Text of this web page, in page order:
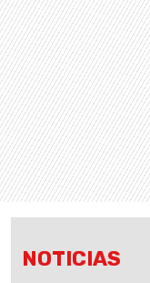
NOTICIAS